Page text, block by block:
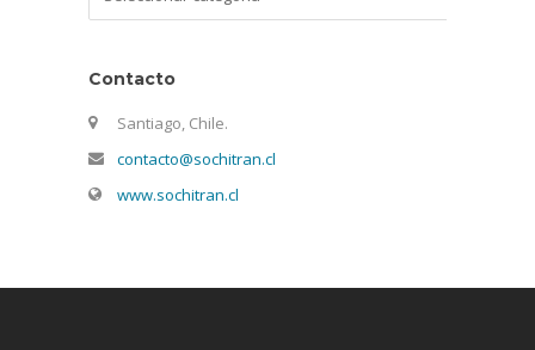
Contacto
Santiago, Chile.
contacto@sochitran.cl
www.sochitran.cl